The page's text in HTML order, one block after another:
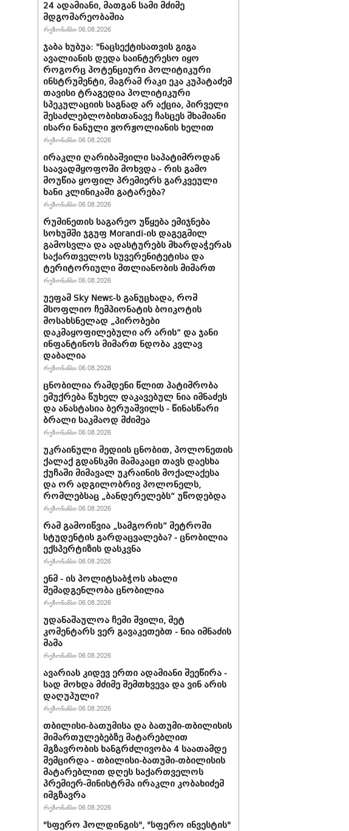
24 ადამიანი, მათგან სამი მძიმე
მდგომარეობაშია
რეზონანსი 06.08.2026
ჯაბა ხუბუა: "ნაცსექტისათვის გიგა
ავალიანის დედა საინტერესო იყო
როგორც პოტენციური პოლიტიკური
ინსტრუმენტი, მაგრამ რაკი ეკა კუპატაძემ
თავისი ტრაგედია პოლიტიკური
სპეკულაციის საგნად არ აქცია, პირველი
შესაძლებლობისთანავე ჩასცეს შხამიანი
ისარი ნანული ჟორჟოლიანის ხელით
რეზონანსი 06.08.2026
ირაკლი ღარიბაშვილი საპატიმროდან
საავადმყოფოში მოხვდა - რის გამო
მოუწია ყოფილ პრემიერს გარკვეული
ხანი კლინიკაში გატარება?
რეზონანსი 06.08.2026
რუმინეთის საგარეო უწყება ემიჯნება
სოხუმში ჯგუფ Morandi-ის დაგეგმილ
გამოსვლა და ადასტურებს მხარდაჭერას
საქართველოს სუვერენიტეტისა და
ტერიტორიული მთლიანობის მიმართ
რეზონანსი 06.08.2026
უეფამ Sky News-ს განუცხადა, რომ
მსოფლიო ჩემპიონატის ბოიკოტის
მოსახსნელად „პირობები
დაკმაყოფილებული არ არის“ და ჯანი
ინფანტინოს მიმართ ნდობა კვლავ
დაბალია
რეზონანსი 06.08.2026
ცნობილია რამდენი წლით პატიმრობა
ემუქრება წუხელ დაკავებულ ნია იმნაძეს
და ანასტასია ბერუაშვილს - წინასწარი
ბრალი საკმაოდ მძიმეა
რეზონანსი 06.08.2026
უკრაინული მედიის ცნობით, პოლონეთის
ქალაქ გდანსკში მამაკაცი თავს დაესხა
ქუჩაში მიმავალ უკრაინის მოქალაქესა
და ორ ადგილობრივ პოლონელს,
რომლებსაც „ბანდერელებს“ უწოდებდა
რეზონანსი 06.08.2026
რამ გამოიწვია „სამგორის” მეტროში
სტუდენტის გარდაცვალება? - ცნობილია
ექსპერტიზის დასკვნა
რეზონანსი 06.08.2026
ენმ - ის პოლიტსაბჭოს ახალი
შემადგენლობა ცნობილია
რეზონანსი 06.08.2026
უდანაშაულოა ჩემი შვილი, მეტ
კომენტარს ვერ გავაკეთებთ - ნია იმნაძის
მამა
რეზონანსი 06.08.2026
ავარიას კიდევ ერთი ადამიანი შეეწირა -
სად მოხდა მძიმე შემთხვევა და ვინ არის
დაღუპული?
რეზონანსი 06.08.2026
თბილისი-ბათუმისა და ბათუმი-თბილისის
მიმართულებებზე მატარებლით
მგზავრობის ხანგრძლივობა 4 საათამდე
შემცირდა - თბილისი-ბათუმი-თბილისის
მატარებლით დღეს საქართველოს
პრემიერ-მინისტრმა ირაკლი კობახიძემ
იმგზავრა
რეზონანსი 06.08.2026
"სფერო ჰოლდინგის", "სფერო ინვესტის"